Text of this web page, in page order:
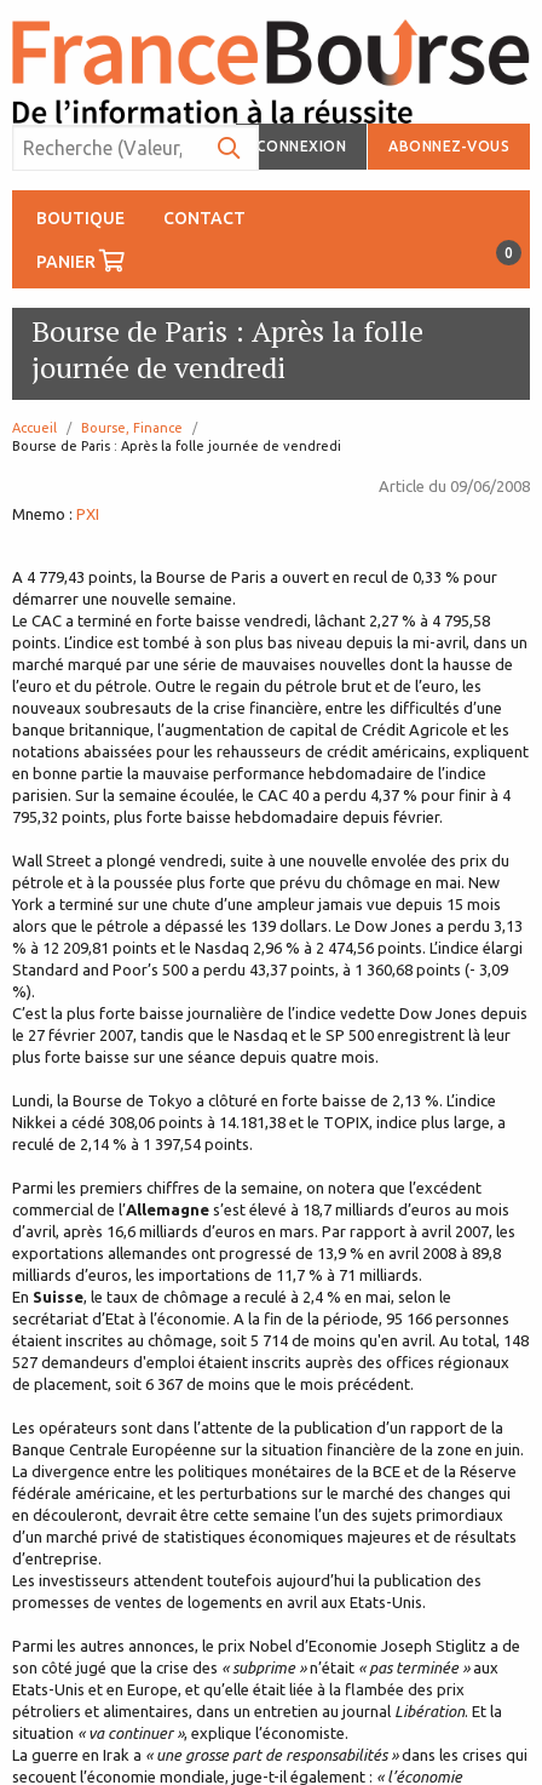
CONNEXION ABONNEZ-VOUS
BOUTIQUE CONTACT
PANIER 0
Bourse de Paris : Après la folle
journée de vendredi
Accueil
Bourse, Finance
page:
Bourse de Paris : Après la folle journée de vendredi
Article du 09/06/2008
Mnemo : PXI
A 4 779,43 points, la Bourse de Paris a ouvert en recul de 0,33 % pour
démarrer une nouvelle semaine.
Le CAC a terminé en forte baisse vendredi, lâchant 2,27 % à 4 795,58
points. L’indice est tombé à son plus bas niveau depuis la mi-avril, dans un
marché marqué par une série de mauvaises nouvelles dont la hausse de
l’euro et du pétrole. Outre le regain du pétrole brut et de l’euro, les
nouveaux soubresauts de la crise financière, entre les difficultés d’une
banque britannique, l’augmentation de capital de Crédit Agricole et les
notations abaissées pour les rehausseurs de crédit américains, expliquent
en bonne partie la mauvaise performance hebdomadaire de l’indice
parisien. Sur la semaine écoulée, le CAC 40 a perdu 4,37 % pour finir à 4
795,32 points, plus forte baisse hebdomadaire depuis février.
Wall Street a plongé vendredi, suite à une nouvelle envolée des prix du
pétrole et à la poussée plus forte que prévu du chômage en mai. New
York a terminé sur une chute d’une ampleur jamais vue depuis 15 mois
alors que le pétrole a dépassé les 139 dollars. Le Dow Jones a perdu 3,13
% à 12 209,81 points et le Nasdaq 2,96 % à 2 474,56 points. L’indice élargi
Standard and Poor’s 500 a perdu 43,37 points, à 1 360,68 points (- 3,09
%).
C’est la plus forte baisse journalière de l’indice vedette Dow Jones depuis
le 27 février 2007, tandis que le Nasdaq et le SP 500 enregistrent là leur
plus forte baisse sur une séance depuis quatre mois.
Lundi, la Bourse de Tokyo a clôturé en forte baisse de 2,13 %. L’indice
Nikkei a cédé 308,06 points à 14.181,38 et le TOPIX, indice plus large, a
reculé de 2,14 % à 1 397,54 points.
Parmi les premiers chiffres de la semaine, on notera que l’excédent
commercial de l’Allemagne s’est élevé à 18,7 milliards d’euros au mois
d’avril, après 16,6 milliards d’euros en mars. Par rapport à avril 2007, les
exportations allemandes ont progressé de 13,9 % en avril 2008 à 89,8
milliards d’euros, les importations de 11,7 % à 71 milliards.
En Suisse, le taux de chômage a reculé à 2,4 % en mai, selon le
secrétariat d’Etat à l’économie. A la fin de la période, 95 166 personnes
étaient inscrites au chômage, soit 5 714 de moins qu'en avril. Au total, 148
527 demandeurs d'emploi étaient inscrits auprès des offices régionaux
de placement, soit 6 367 de moins que le mois précédent.
Les opérateurs sont dans l’attente de la publication d’un rapport de la
Banque Centrale Européenne sur la situation financière de la zone en juin.
La divergence entre les politiques monétaires de la BCE et de la Réserve
fédérale américaine, et les perturbations sur le marché des changes qui
en découleront, devrait être cette semaine l’un des sujets primordiaux
d’un marché privé de statistiques économiques majeures et de résultats
d’entreprise.
Les investisseurs attendent toutefois aujourd’hui la publication des
promesses de ventes de logements en avril aux Etats-Unis.
Parmi les autres annonces, le prix Nobel d’Economie Joseph Stiglitz a de
son côté jugé que la crise des « subprime »n’était « pas terminée »aux
Etats-Unis et en Europe, et qu’elle était liée à la flambée des prix
pétroliers et alimentaires, dans un entretien au journal Libération. Et la
situation « va continuer », explique l’économiste.
La guerre en Irak a « une grosse part de responsabilités »dans les crises qui
secouent l’économie mondiale, juge-t-il également : « l’économie